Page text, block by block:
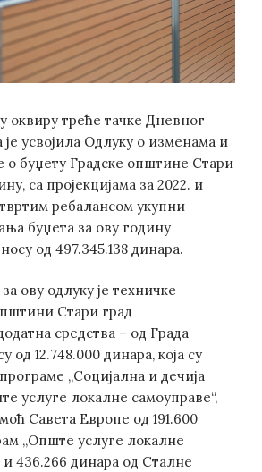
оквиру треће тачке Дневног
усвојила Одлуку о изменама и
о буџету Градске општине Стари
са пројекцијама за 2022. и
ребалансом укупни
буџета за ову годину
од 497.345.138 динара.
ову одлуку је техничке
Стари град
средства – од Града
од 12.748.000 динара, која су
„Социјална и дечија
услуге локалне самоуправе“,
Савета Европе од 191.600
„Опште услуге локалне
и 436.266 динара од Сталне